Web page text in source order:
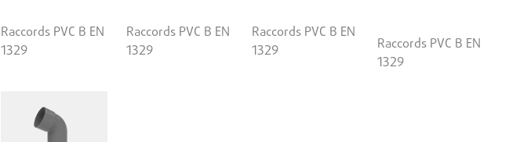
Raccords PVC B EN
1329
Raccords PVC B EN
1329
Raccords PVC B EN
1329
Raccords PVC B EN
1329